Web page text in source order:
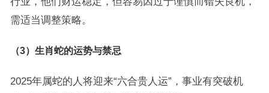
需适当调整策略。
（3）生肖蛇的运势与禁忌
2025年属蛇的人将迎来“六合贵人运”，事业有突破机